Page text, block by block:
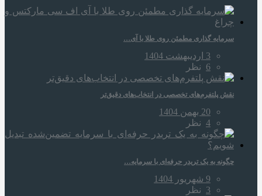
سرمایه‌ گذاری مطمئن روی طلا با آی…
3 اردیبهشت 1404
6 نظر
نقش پلتفرم‌های تخصصی در انتخاب‌های دقیق‌تر
20 بهمن 1404
4 نظر
چگونه به یک تریدر حرفه‌ای با سرمایه…
9 شهریور 1404
3 نظر